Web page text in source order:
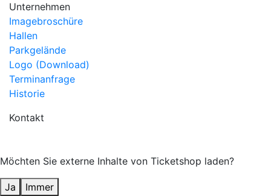
Unternehmen
Imagebroschüre
Hallen
Parkgelände
Logo (Download)
Terminanfrage
Historie
Kontakt
Möchten Sie externe Inhalte von Ticketshop laden?
Ja Immer